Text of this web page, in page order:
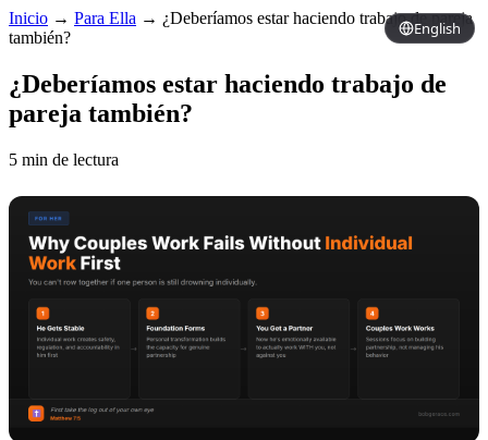
English
Inicio → Para Ella → ¿Deberíamos estar haciendo trabajo de pareja
también?
¿Deberíamos estar haciendo trabajo de
pareja también?
5 min de lectura